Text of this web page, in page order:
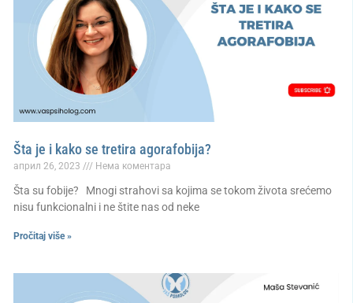
Šta je i kako se tretira agorafobija?
април 26, 2023 Нема коментара
Šta su fobije? Mnogi strahovi sa kojima se tokom života srećemo
nisu funkcionalni i ne štite nas od neke
Pročitaj više »